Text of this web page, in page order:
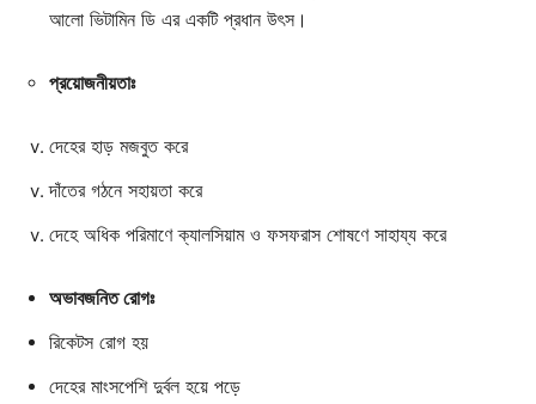
আলো ভিটামিন ডি এর একটি প্রধান উৎস।
প্রয়োজনীয়তাঃ
দেহের হাড় মজবুত করে
দাঁতের গঠনে সহায়তা করে
দেহে অধিক পরিমাণে ক্যালসিয়াম ও ফসফরাস শোষণে সাহায্য করে
অভাবজনিত রোগঃ
রিকেটস রোগ হয়
দেহের মাংসপেশি দুর্বল হয়ে পড়ে